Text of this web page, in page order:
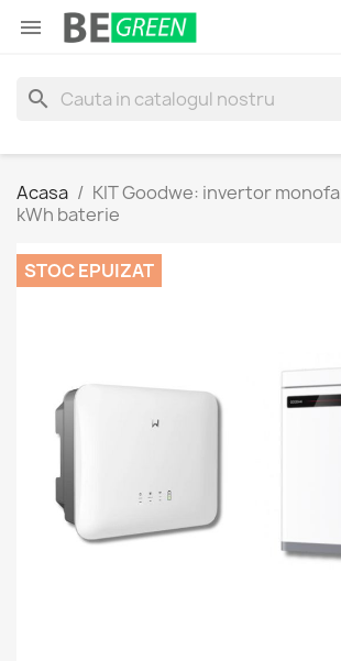

search
Acasa
KIT Goodwe: invertor
kWh baterie
STOC EPUIZAT